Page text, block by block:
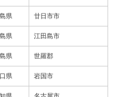
県 廿日市市
県 江田島市
県 世羅郡
県 岩国市